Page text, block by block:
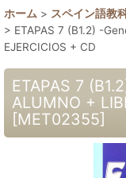
ホーム > スペイン語教
> ETAPAS 7 (B1.2) -
EJERCICIOS + CD
ETAPAS 7
ALUMNO +
[MET02355]